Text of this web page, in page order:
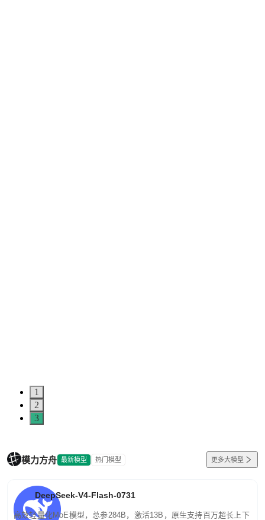
1
2
3
模力方舟 最新模型 热门模型 更多大模型
DeepSeek-V4-Flash-0731
高效轻量化MoE模型，总参284B，激活13B，原生支持百万超长上下